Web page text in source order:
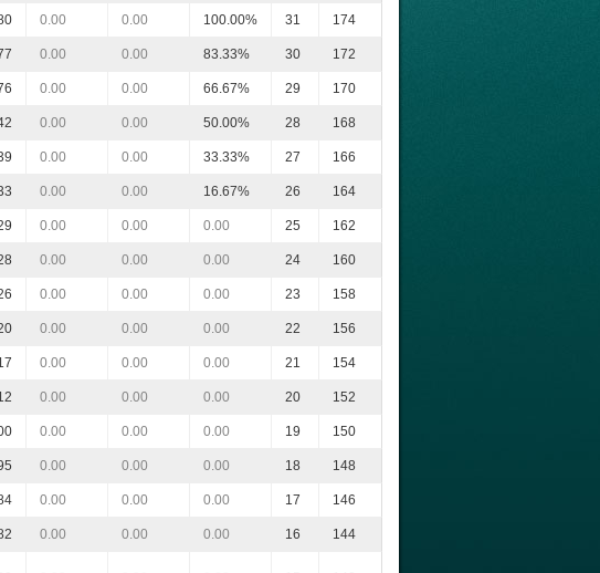
0.00 0.00 100.00% 31 174
0.00 0.00 83.33% 30 172
0.00 0.00 66.67% 29 170
0.00 0.00 50.00% 28 168
0.00 0.00 33.33% 27 166
0.00 0.00 16.67% 26 164
0.00 0.00 0.00 25 162
0.00 0.00 0.00 24 160
0.00 0.00 0.00 23 158
0.00 0.00 0.00 22 156
0.00 0.00 0.00 21 154
0.00 0.00 0.00 20 152
0.00 0.00 0.00 19 150
0.00 0.00 0.00 18 148
0.00 0.00 0.00 17 146
0.00 0.00 0.00 16 144